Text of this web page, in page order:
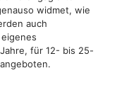
widmet, wie
auch
für 12- bis 25-